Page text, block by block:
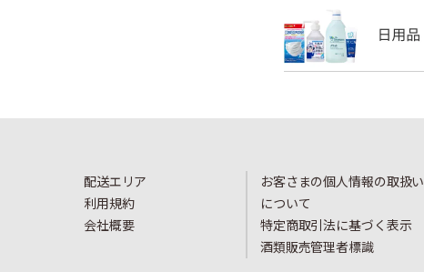
配送エリア
利用規約
会社概要
お客さまの個人情報の取扱い
について
特定商取引法に基づく表示
酒類販売管理者標識